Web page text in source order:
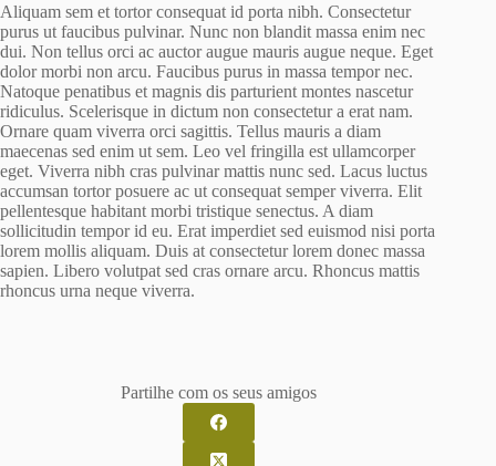
Aliquam sem et tortor consequat id porta nibh. Consectetur
purus ut faucibus pulvinar. Nunc non blandit massa enim nec
dui. Non tellus orci ac auctor augue mauris augue neque. Eget
dolor morbi non arcu. Faucibus purus in massa tempor nec.
Natoque penatibus et magnis dis parturient montes nascetur
ridiculus. Scelerisque in dictum non consectetur a erat nam.
Ornare quam viverra orci sagittis. Tellus mauris a diam
maecenas sed enim ut sem. Leo vel fringilla est ullamcorper
eget. Viverra nibh cras pulvinar mattis nunc sed. Lacus luctus
accumsan tortor posuere ac ut consequat semper viverra. Elit
pellentesque habitant morbi tristique senectus. A diam
sollicitudin tempor id eu. Erat imperdiet sed euismod nisi porta
lorem mollis aliquam. Duis at consectetur lorem donec massa
sapien. Libero volutpat sed cras ornare arcu. Rhoncus mattis
rhoncus urna neque viverra.
Partilhe com os seus amigos